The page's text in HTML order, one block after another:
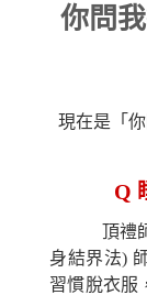
你問
現在是「
Q
頂禮
身結界法)
習慣脫衣服